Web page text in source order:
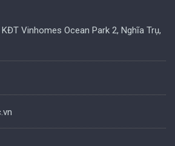
Vinhomes Ocean Park 2, Nghĩa Trụ,